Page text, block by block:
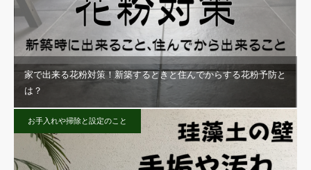
家で出来る花粉対策！新築するときと住んでからする花粉予防と
は？
お手入れや掃除と設定のこと